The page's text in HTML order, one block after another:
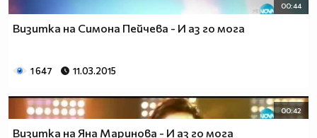
00:44
Визитка на Симона Пейчева - И аз го мога
1 647 11.03.2015
00:42
Визитка на Яна Маринова - И аз го мога